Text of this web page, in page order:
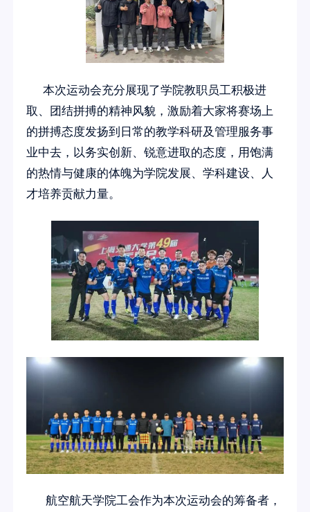
本次运动会充分展现了学院教职员工积极进
取、团结拼搏的精神风貌，激励着大家将赛场上
的拼搏态度发扬到日常的教学科研及管理服务事
业中去，以务实创新、锐意进取的态度，用饱满
的热情与健康的体魄为学院发展、学科建设、人
才培养贡献力量。
航空航天学院工会作为本次运动会的筹备者，